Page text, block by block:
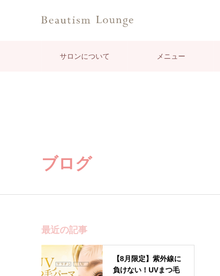
サロンについて メニュー
ブログ
最近の記事
【8月限定】紫外線に
負けない！UVまつ毛